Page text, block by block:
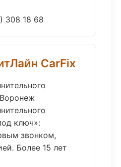
308 18 68
CarFix
ключ»:
звонком,
Более 15 лет